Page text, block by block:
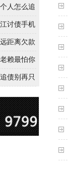
最有效
人怎么追
年最新绝
讨债手机
年线上立
程，足不
距离欠款
联系不
年委托当地
赖最怕你
2026
能判刑
债别再只
（公积
也能执行